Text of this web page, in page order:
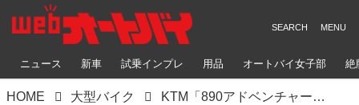
ニュース 新車 試乗インプレ 用品 オートバイ女子部 絶
HOME 大型バイク KTM「890アドベンチャー」【1分で読める 2021年に新車で購入可能なアドベンチャーバイク紹介】